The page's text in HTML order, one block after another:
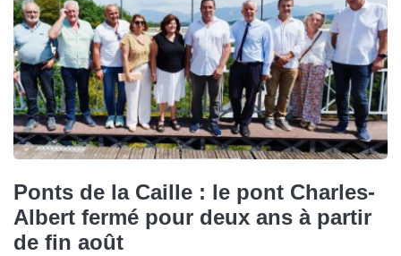
Ponts de la Caille : le pont Charles-
Albert fermé pour deux ans à partir
de fin août